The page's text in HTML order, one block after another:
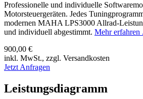
Professionelle und individuelle
Motorsteuergeräten. Jedes
modernen MAHA LPS3000 Allrad-
und individuell abgestimmt. Mehr erfahren
900,00 €
inkl. MwSt., zzgl. Versandkosten
Jetzt Anfragen
Leistungsdiagramm